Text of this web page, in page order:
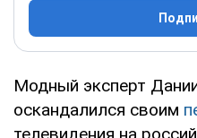
Модный эксперт
оскандалился своим
телевидения на